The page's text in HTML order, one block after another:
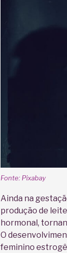
Fonte: Pixabay
Ainda na
produção de
hormonal,
O
feminino